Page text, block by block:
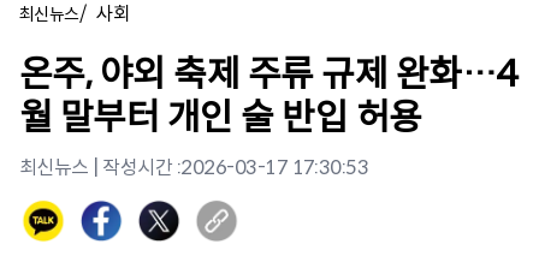
최신뉴스/ 사회
온주, 야외 축제 주류 규제 완화…4
월 말부터 개인 술 반입 허용
최신뉴스 | 작성시간 :2026-03-17 17:30:53